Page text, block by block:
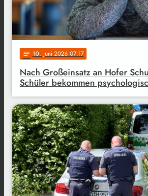
notes 10. Juni 2026 07:17
Nach Großeinsatz an Hofer
Schüler bekommen